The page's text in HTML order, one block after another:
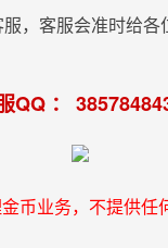
，客服会准时给
QQ ：
金币业务，不提供任